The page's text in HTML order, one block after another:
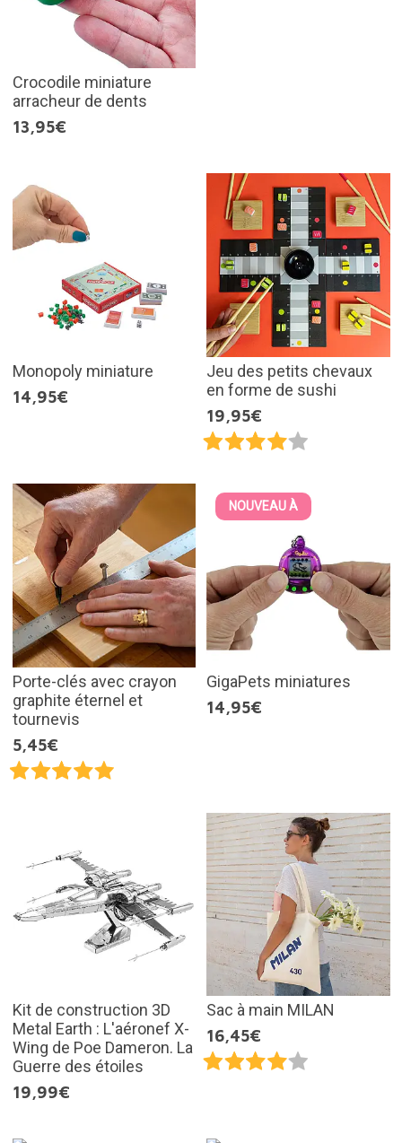
Crocodile miniature
arracheur de dents
13,95€
Monopoly miniature
14,95€
Jeu des petits chevaux
en forme de sushi
19,95€
Porte-clés avec crayon
graphite éternel et
tournevis
5,45€
NOUVEAU À
GigaPets miniatures
14,95€
Kit de construction 3D
Metal Earth : L'aéronef X-
Wing de Poe Dameron. La
Guerre des étoiles
19,99€
Sac à main MILAN
16,45€